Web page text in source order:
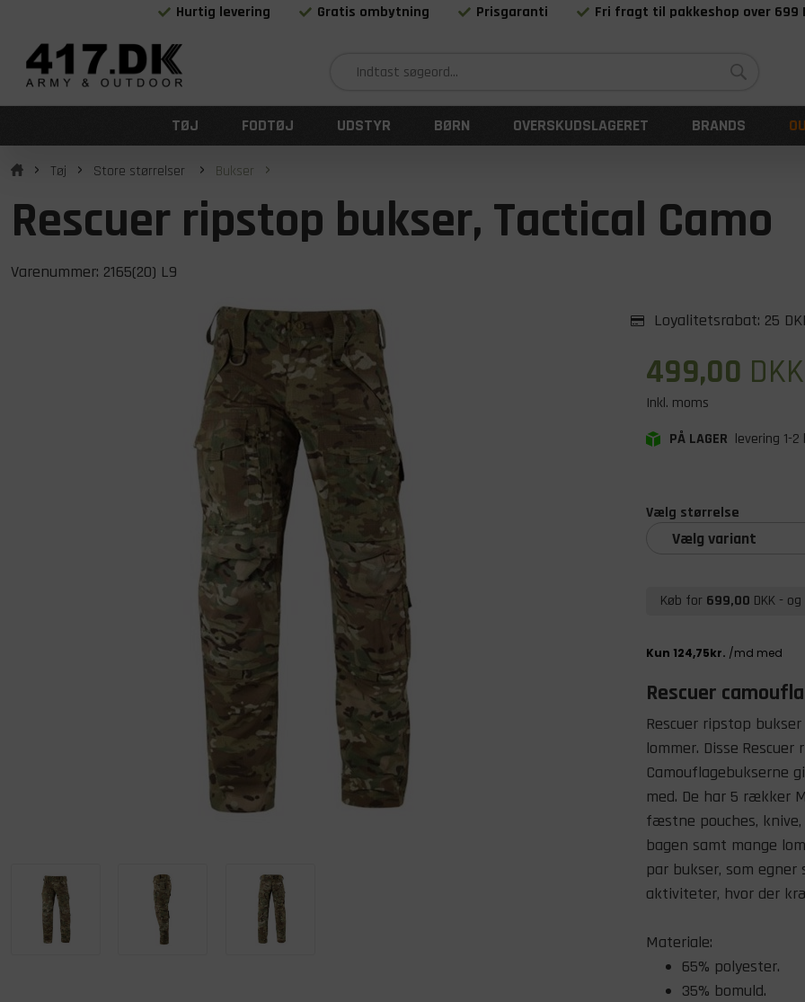
Hurtig levering Gratis ombytning Prisgaranti
Fri fragt til pakkeshop over 699
TØJ FODTØJ UDSTYR BØRN OVERSKUDSLAGERET BRANDS
Tøj Store størrelser Bukser
Rescuer ripstop bukser, Tactical Camo
Varenummer: 2165(20) L9
Loyalitetsrabat: 25
499,00 DKK
Inkl. moms
PÅ LAGER levering 1-
Vælg størrelse
Vælg variant
Køb for 699,00 DKK -
Rescuer
Rescuer ripstop
lommer. Disse
Camouflagebukserne
med. De har 5 rækker
fæstne pouches,
bagen samt mange
par bukser, som
aktiviteter, hvor der
​Materiale:
65% polyester.
35% bomuld.